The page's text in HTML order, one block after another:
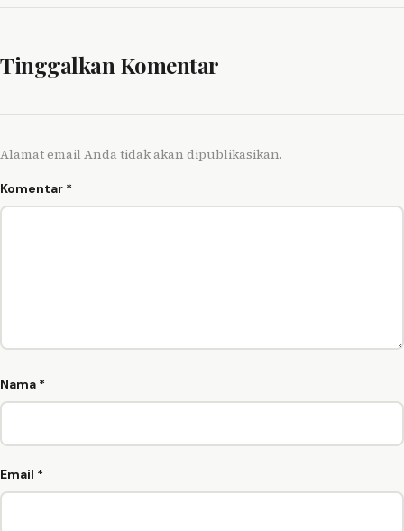
Tinggalkan Komentar
Alamat email Anda tidak akan dipublikasikan.
Komentar *
Nama *
Email *